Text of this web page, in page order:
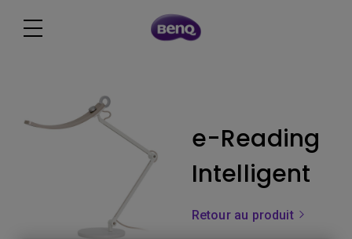
e-Reading
Intelligent
Retour au produit